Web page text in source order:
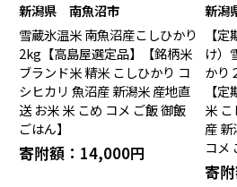
郡上市（岐阜県）
浜松市（静
富士市（静岡県）
近畿エリア
松阪市（三重県）鳥羽市（三
多気町（三重県）
明和町（三
湖南市（滋賀県）
高島市（滋
京都市（
新潟県 南魚沼市
雪蔵氷温米 南魚沼産こしひかり
2kg【高島屋選定品】【銘柄米
ブランド米 精米 こしひかり コ
シヒカリ 魚沼産 新潟米 産地直
送 お米 米 こめ コメ ご飯 御飯
ごはん】
寄附額：14,000円
新潟
【
け）
かり
【
米
産 新
コメ
寄